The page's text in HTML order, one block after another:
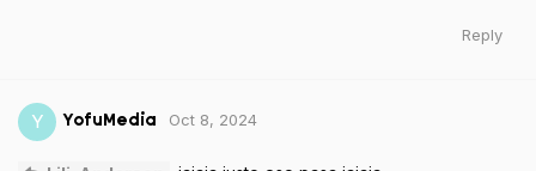
Reply
Y YofuMedia Oct 8, 2024